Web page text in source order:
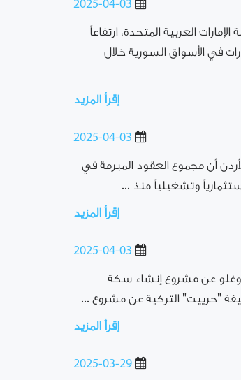
2025-04-03
العربية المتحدة، ارتفاعاً
في الأسواق السورية خلال
إقرأ المزيد
2025-04-03
أن مجموع العقود المبرمة في
إقرأ المزيد
2025-04-03
أوغلو عن مشروع إنشاء سكة
"حرييت" التركية عن مشروع ...
إقرأ المزيد
2025-03-29